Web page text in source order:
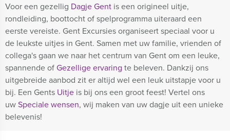
Voor een gezellig DagjeGent is een origineel uitje,
rondleiding, boottocht of spelprogramma uiteraard een
eerste vereiste. Gent Excursies organiseert speciaal voor u
de leukste uitjes in Gent. Samen met uw familie, vrienden of
collega's gaan we naar het centrum van Gent om een leuke,
spannende ofGezellige ervaring te beleven. Dankzij ons
uitgebreide aanbod zit er altijd wel een leuk uitstapje voor u
bij. Een Gents Uitje is bij ons een groot feest! Vertel ons
uwSpeciale wensen, wij maken van uw dagje uit een unieke
belevenis!